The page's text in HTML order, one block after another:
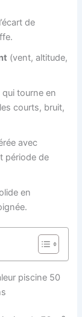
de
(vent, altitude,
qui tourne en
courts, bruit,
avec
période de
en
piscine 50